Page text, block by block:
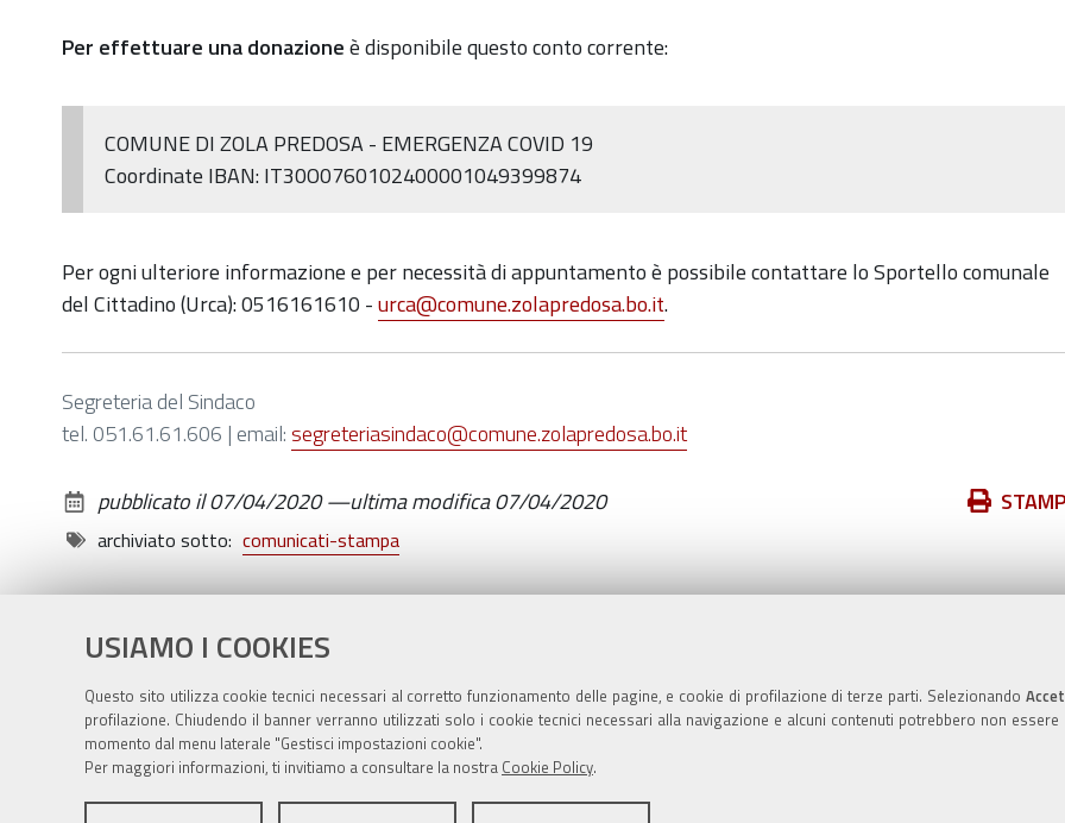
USIAMO I COOKIES
Questo sito utilizza cookie tecnici necessari al corretto funzionamento delle pagine, e cookie di profilazione di terze parti. Selezionando
profilazione. Chiudendo il banner verranno utilizzati solo i cookie tecnici necessari alla navigazione e alcuni contenuti potrebbero non
momento dal menu laterale "Gestisci impostazioni cookie".
Per maggiori informazioni, ti invitiamo a consultare la nostra Cookie Policy.
Per effettuare una donazioneè disponibile questo conto corrente:
COMUNE DI ZOLA PREDOSA - EMERGENZA COVID 19
Coordinate IBAN: IT30O0760102400001049399874
Per ogni ulteriore informazione e per necessità di appuntamento è possibile contattare lo Sportello comunale
del Cittadino (Urca): 0516161610 -urca@comune.zolapredosa.bo.it.
Segreteria del Sindaco
tel. 051.61.61.606 | email: segreteriasindaco@comune.zolapredosa.bo.it
Azioni
pubblicato il07/04/2020—ultima modifica07/04/2020
archiviato sotto: comunicati-stampa
Sito istituzionale Comune di Zola Predosa